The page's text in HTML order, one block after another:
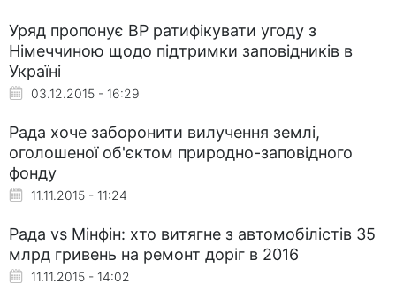
Уряд пропонує ВР ратифікувати угоду з
Німеччиною щодо підтримки заповідників в
Україні
03.12.2015 - 16:29
Рада хоче заборонити вилучення землі,
оголошеної об'єктом природно-заповідного
фонду
11.11.2015 - 11:24
Рада vs Мінфін: хто витягне з автомобілістів 35
млрд гривень на ремонт доріг в 2016
11.11.2015 - 14:02